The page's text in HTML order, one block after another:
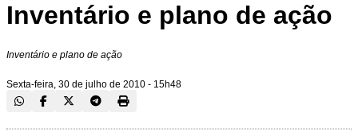
Inventário e plano de ação
Inventário e plano de ação
Sexta-feira, 30 de julho de 2010 - 15h48